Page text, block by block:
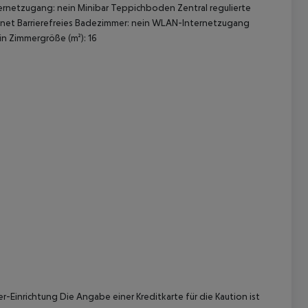
nein Minibar Teppichboden Zentral regulierte
Barrierefreies Badezimmer: nein WLAN-Internetzugang
(m²): 16
Einrichtung Die Angabe einer Kreditkarte für die Kaution ist